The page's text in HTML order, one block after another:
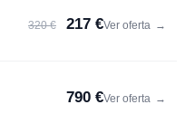
320 € 217 €Ver oferta →
790 €Ver oferta →